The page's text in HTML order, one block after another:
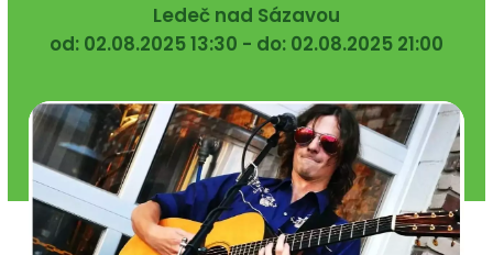
Ledeč nad Sázavou
od: 02.08.2025 13:30 - do: 02.08.2025 21:00